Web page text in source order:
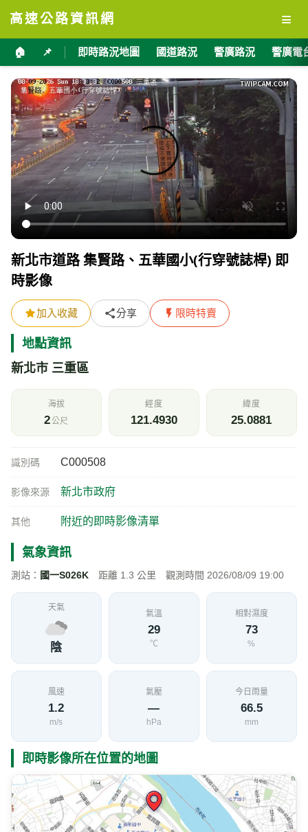
高速公路資訊網 ≡
🏠 📌 即時路況地圖 國道路況 警廣路況 警廣電
新北市道路 集賢路、五華國小(行穿號誌桿) 即
時影像
加入收藏 分享 限時特賣
地點資訊
新北市 三重區
海拔
2公尺
經度
121.4930
緯度
25.0881
識別碼 C000508
影像來源 新北市政府
其他 附近的即時影像清單
氣象資訊
測站： 國一S026K 距離 1.3 公里 觀測時間 2026/08/09 19:00
天氣
陰
氣溫
29
℃
相對濕度
73
%
風速
1.2
m/s
氣壓
—
hPa
今日雨量
66.5
mm
即時影像所在位置的地圖